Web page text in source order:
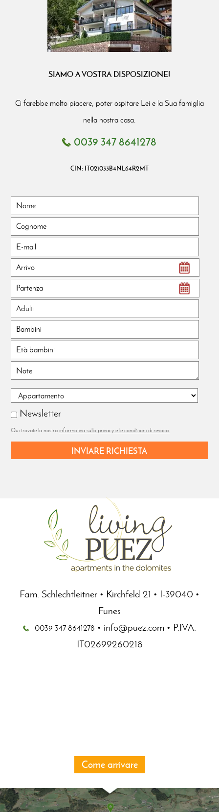
SIAMO A VOSTRA DISPOSIZIONE!
Ci farebbe molto piacere, poter ospitare Lei e la Sua famiglia
nella nostra casa.
0039 347 8641278
CIN: IT021033B4NL64R2MT
Newsletter
Qui trovate la nostrainformativa sulla privacy e le condizioni di revoca.
INVIARE RICHIESTA
Fam. Schlechtleitner • Kirchfeld 21 • I-39040 •
Funes
0039 347 8641278 • info@puez.com • P.IVA:
IT02699260218
Come arrivare